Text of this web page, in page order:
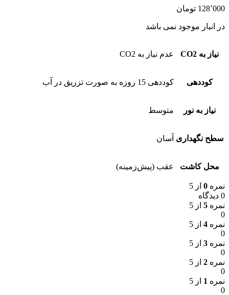
128٬000 تومان
در انبار موجود نمی باشد
نیاز به CO2 عدم نیاز به CO2
کوددهی کوددهی 15 روزه به صورت تزریق در آب
نیاز به نور متوسط
سطح نگهداری آسان
محل کاشت عقب (پیش‌زمینه)
نمره 0 از 5
0 دیدگاه
نمره 5 از 5
0
نمره 4 از 5
0
نمره 3 از 5
0
نمره 2 از 5
0
نمره 1 از 5
0